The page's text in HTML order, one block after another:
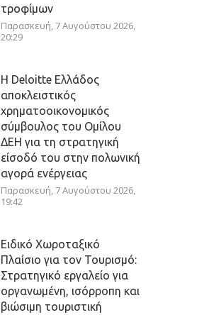
τροφίμων
Παρασκευή, 7 Αυγούστου 2026,
20:29
Η Deloitte Ελλάδος
αποκλειστικός
χρηματοοικονομικός
σύμβουλος του Ομίλου
ΔΕΗ για τη στρατηγική
είσοδό του στην πολωνική
αγορά ενέργειας
Παρασκευή, 7 Αυγούστου 2026,
19:42
Ειδικό Χωροταξικό
Πλαίσιο για τον Τουρισμό:
Στρατηγικό εργαλείο για
οργανωμένη, ισόρροπη και
βιώσιμη τουριστική